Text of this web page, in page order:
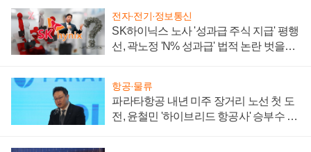
전자·전기·정보통신
SK하이닉스 노사 '성과급 주식 지급' 평행
선, 곽노정 'N% 성과급' 법적 논란 벗을지
항공·물류
파라타항공 내년 미주 장거리 노선 첫 도
전, 윤철민 '하이브리드 항공사' 승부수 통